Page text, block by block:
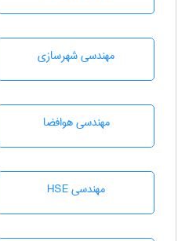
مهندسی شهرسازی
مهندسی هوافضا
مهندسی HSE